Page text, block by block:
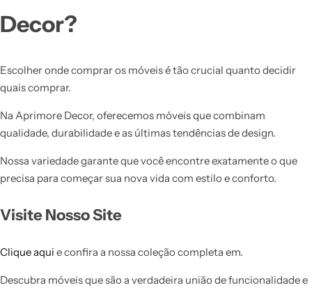
Decor?
Escolher onde comprar os móveis é tão crucial quanto decidir
quais comprar.
Na Aprimore Decor, oferecemos móveis que combinam
qualidade, durabilidade e as últimas tendências de design.
Nossa variedade garante que você encontre exatamente o que
precisa para começar sua nova vida com estilo e conforto.
Visite Nosso Site
Clique aqui e confira a nossa coleção completa em.
Descubra móveis que são a verdadeira união de funcionalidade e